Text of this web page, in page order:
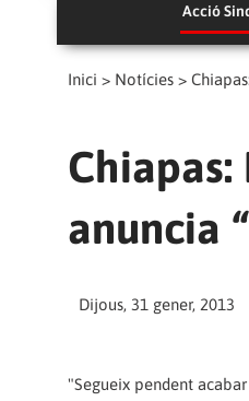
Acció
Inici > Notícies >
Chiapas:
anuncia
Dijous, 31 gener, 2013
"Segueix pendent